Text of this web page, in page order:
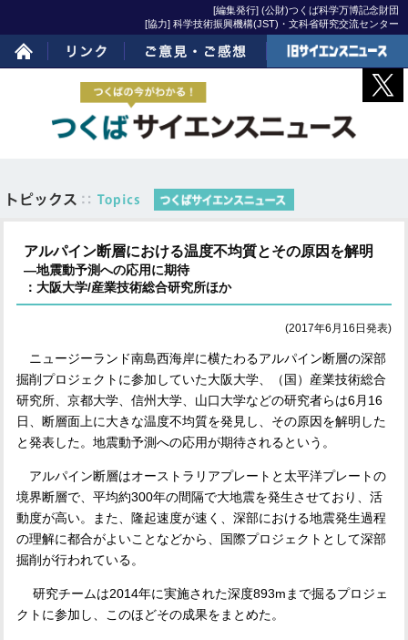
[編集発行] (公財)つくば科学万博記念財団
[協力] 科学技術振興機構(JST)・文科省研究交流センター
ホーム リンク ご意見・ご感想
旧サイエンスニュー
アルパイン断層における温度不均質とその原因を解明
―地震動予測への応用に期待
：大阪大学/産業技術総合研究所ほか
(2017年6月16日発表)
ニュージーランド南島西海岸に横たわるアルパイン断層の深部
掘削プロジェクトに参加していた大阪大学、（国）産業技術総合
研究所、京都大学、信州大学、山口大学などの研究者らは6月 16
日、断層面上に大きな温度不均質を発見し、その原因を解明した
と発表した。地震動予測への応用が期待されるという。
アルパイン断層はオーストラリアプレートと太平洋プレートの
境界断層で、平均約300年の間隔で大地震を発生させており、活
動度が高い。また、隆起速度が速く、深部における地震発生過程
の理解に都合がよいことなどから、国際プロジェクトとして深部
掘削が行われている。
研究チームは2014年に実施された深度893mまで掘るプロジェ
クトに参加し、このほどその成果をまとめた。